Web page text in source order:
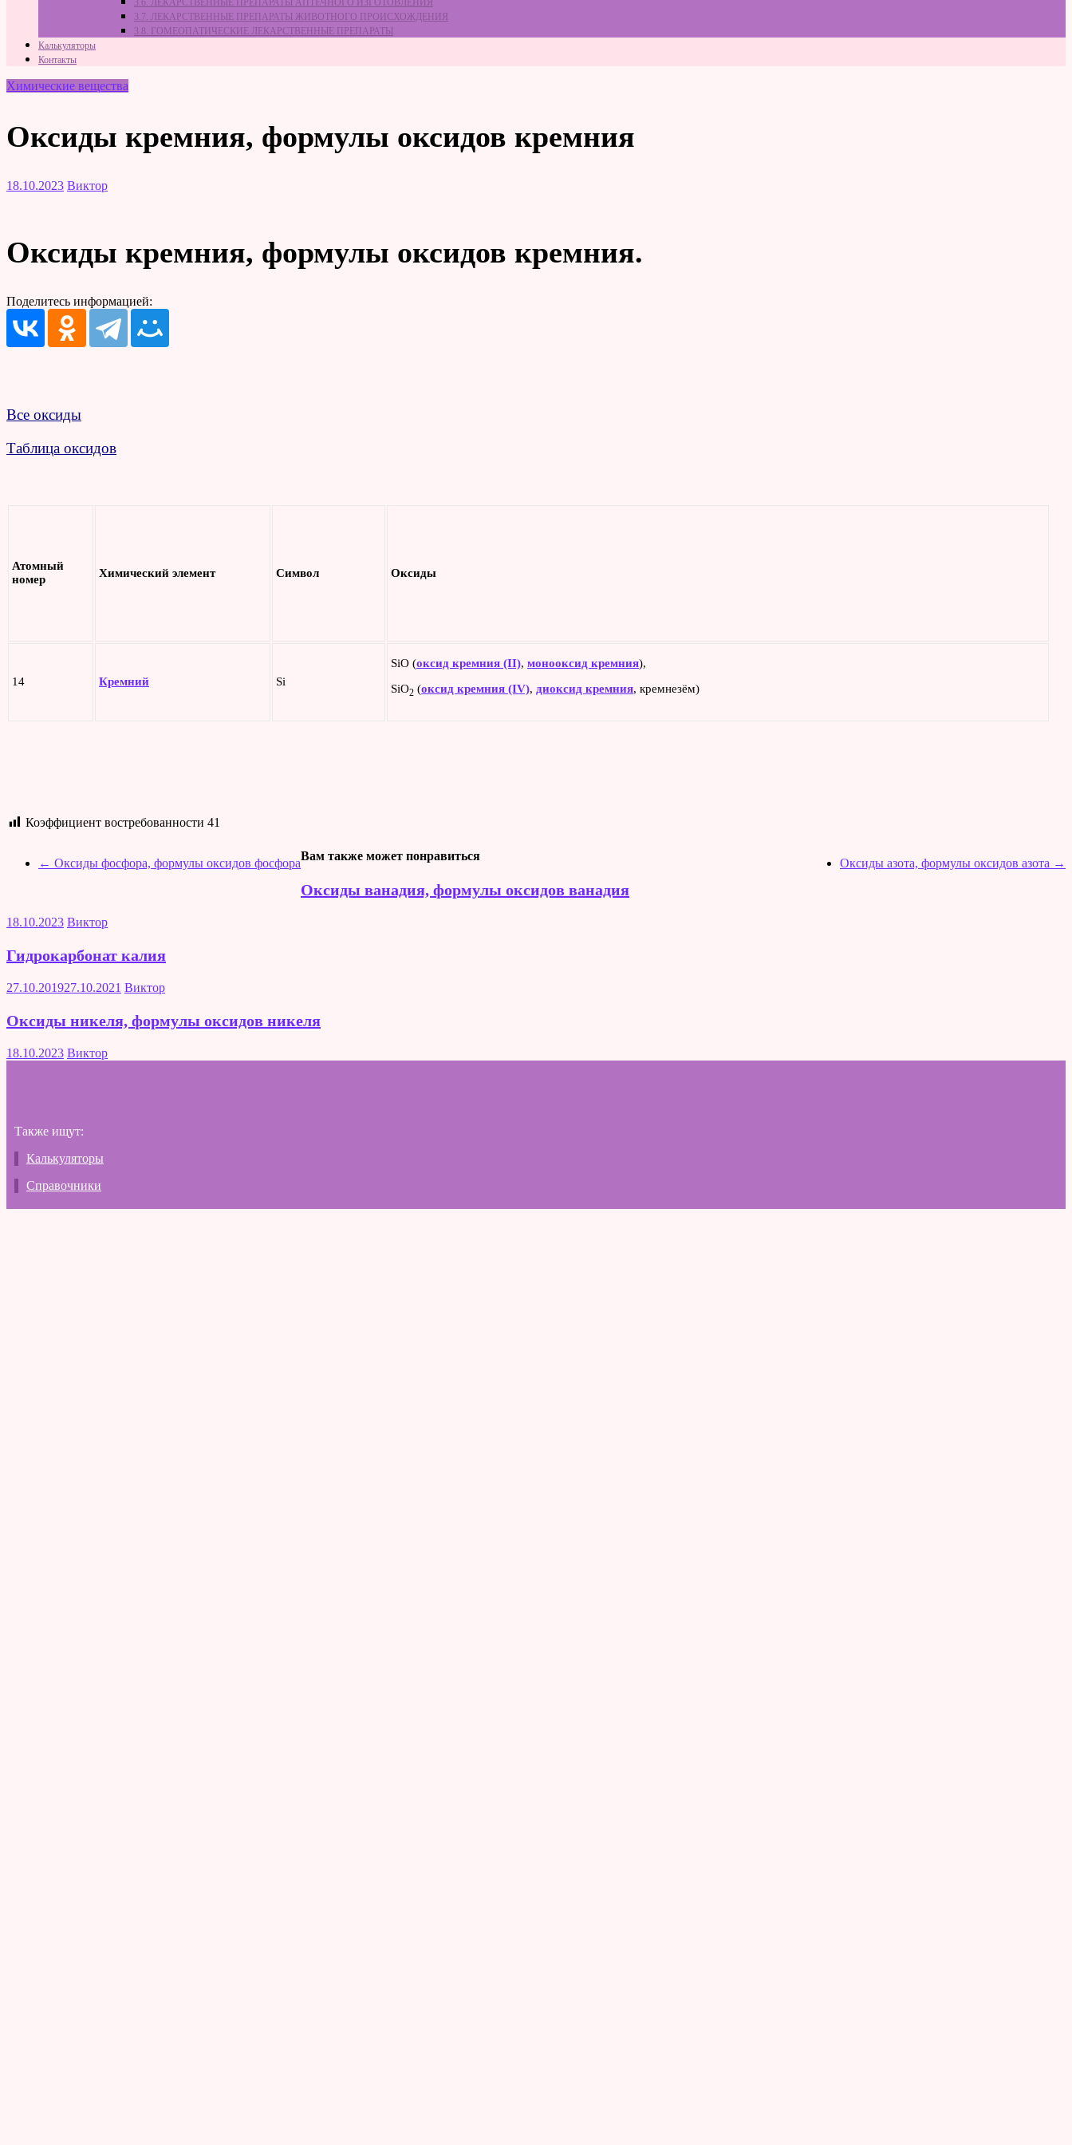
3.6. ЛЕКАРСТВЕННЫЕ ПРЕПАРАТЫ АПТЕЧНОГО ИЗГОТОВЛЕНИЯ
3.7. ЛЕКАРСТВЕННЫЕ ПРЕПАРАТЫ ЖИВОТНОГО ПРОИСХОЖДЕНИЯ
3.8. ГОМЕОПАТИЧЕСКИЕ ЛЕКАРСТВЕННЫЕ ПРЕПАРАТЫ
Калькуляторы
Контакты
Химические вещества
Оксиды кремния, формулы оксидов кремния
18.10.2023 Виктор
Оксиды кремния, формулы оксидов кремния.
Поделитесь информацией:
Все оксиды
Таблица оксидов
Атомный
номер
Химический элемент Символ Оксиды
14 Кремний Si
SiO (оксид кремния (II), монооксид кремния),
SiO2 (оксид кремния ​(IV)​, диоксид кремния, кремнезём)
Коэффициент востребованности 41
← Оксиды фосфора, формулы оксидов фосфора Оксиды азота, формулы оксидов азота →
Вам также может понравиться
Оксиды ванадия, формулы оксидов ванадия
18.10.2023 Виктор
Гидрокарбонат калия
27.10.201927.10.2021 Виктор
Оксиды никеля, формулы оксидов никеля
18.10.2023 Виктор
Также ищут:
Калькуляторы
Справочники